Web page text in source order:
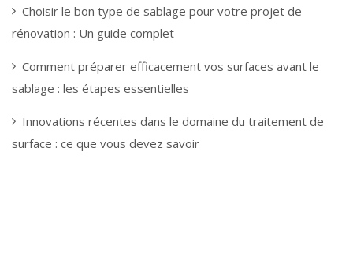
Choisir le bon type de sablage pour votre projet de
rénovation : Un guide complet
Comment préparer efficacement vos surfaces avant le
sablage : les étapes essentielles
Innovations récentes dans le domaine du traitement de
surface : ce que vous devez savoir